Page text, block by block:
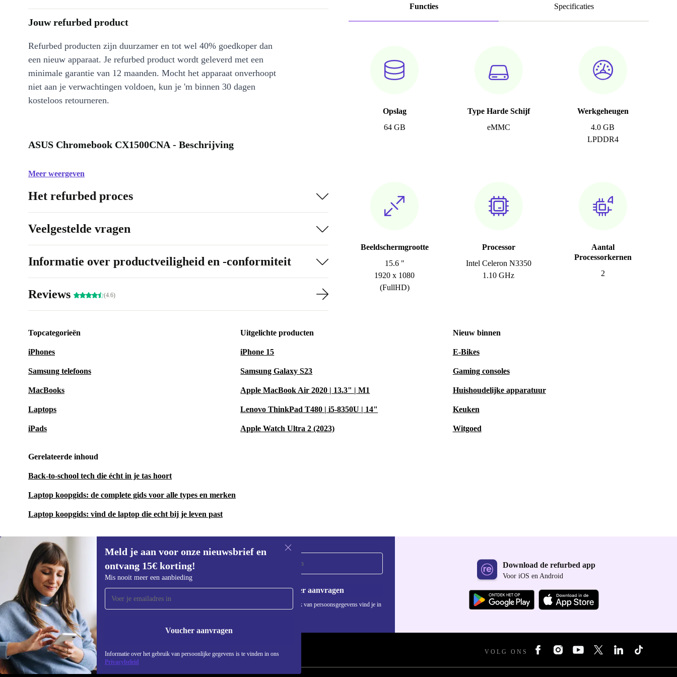
Functies Specificaties
Opslag
64 GB
Type Harde Schijf
eMMC
Werkgeheugen
4.0 GB
LPDDR4
Beeldschermgrootte
15.6 "
1920 x 1080
(FullHD)
Processor
Intel Celeron N3350
1.10 GHz
Aantal
Processorkernen
2
Jouw refurbed product
Refurbed producten zijn duurzamer en tot wel 40% goedkoper dan
een nieuw apparaat. Je refurbed product wordt geleverd met een
minimale garantie van 12 maanden. Mocht het apparaat onverhoopt
niet aan je verwachtingen voldoen, kun je 'm binnen 30 dagen
kosteloos retourneren.
ASUS Chromebook CX1500CNA - Beschrijving
Meer weergeven
Het refurbed proces
Veelgestelde vragen
Informatie over productveiligheid en -conformiteit
Reviews (4.6)
Topcategorieën
iPhones
Samsung telefoons
MacBooks
Laptops
iPads
Uitgelichte producten
iPhone 15
Samsung Galaxy S23
Apple MacBook Air 2020 | 13.3" | M1
Lenovo ThinkPad T480 | i5-8350U | 14"
Apple Watch Ultra 2 (2023)
Nieuw binnen
E-Bikes
Gaming consoles
Huishoudelijke apparatuur
Keuken
Witgoed
Gerelateerde inhoud
Back-to-school tech die écht in je tas hoort
Laptop koopgids: de complete gids voor alle types en merken
Laptop koopgids: vind de laptop die echt bij je leven past
Meld je aan voor onze nieuwsbrief en
ontvang 15€ korting!
Mis nooit meer een aanbieding
Voucher aanvragen
Informatie over het gebruik van persoonlijke gegevens is te vinden in ons
Privacybeleid
Meld je aan voor onze nieuwsbrief en
ontvang €15 korting!
Mis nooit meer een aanbieding.
Voucher aanvragen
Informatie over het gebruik van persoonsgegevens vind je in
Download de refurbed app
Voor iOS en Android
REFURBED NEDERLAND - RETHINK NEW. VOLG ONS